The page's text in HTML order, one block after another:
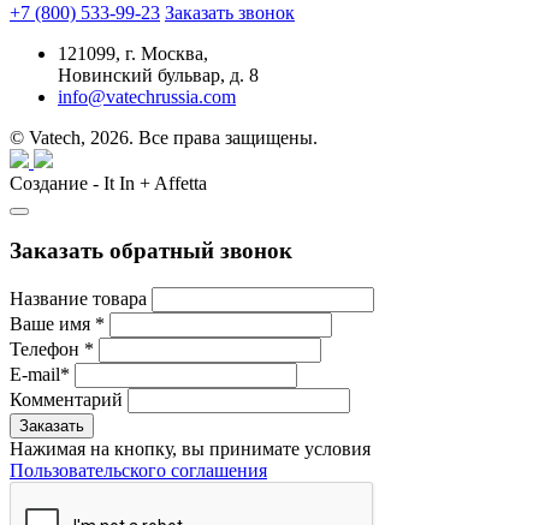
+7 (800) 533-99-23 Заказать звонок
121099, г. Москва,
Новинский бульвар, д. 8
info@vatechrussia.com
© Vatech, 2026. Все права защищены.
Создание - It In + Affetta
Заказать обратный звонок
Название товара
Ваше имя *
Телефон *
E-mail*
Комментарий
Нажимая на кнопку, вы принимате условия
Пользовательского соглашения